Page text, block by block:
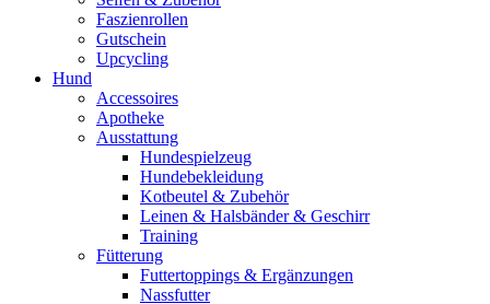
Faszienrollen
Gutschein
Upcycling
Hund
Accessoires
Apotheke
Ausstattung
Hundespielzeug
Hundebekleidung
Kotbeutel & Zubehör
Leinen & Halsbänder & Geschirr
Training
Fütterung
Futtertoppings & Ergänzungen
Nassfutter